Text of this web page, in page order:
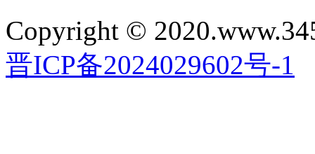
Copyright ©
晋ICP备2024029602号-1